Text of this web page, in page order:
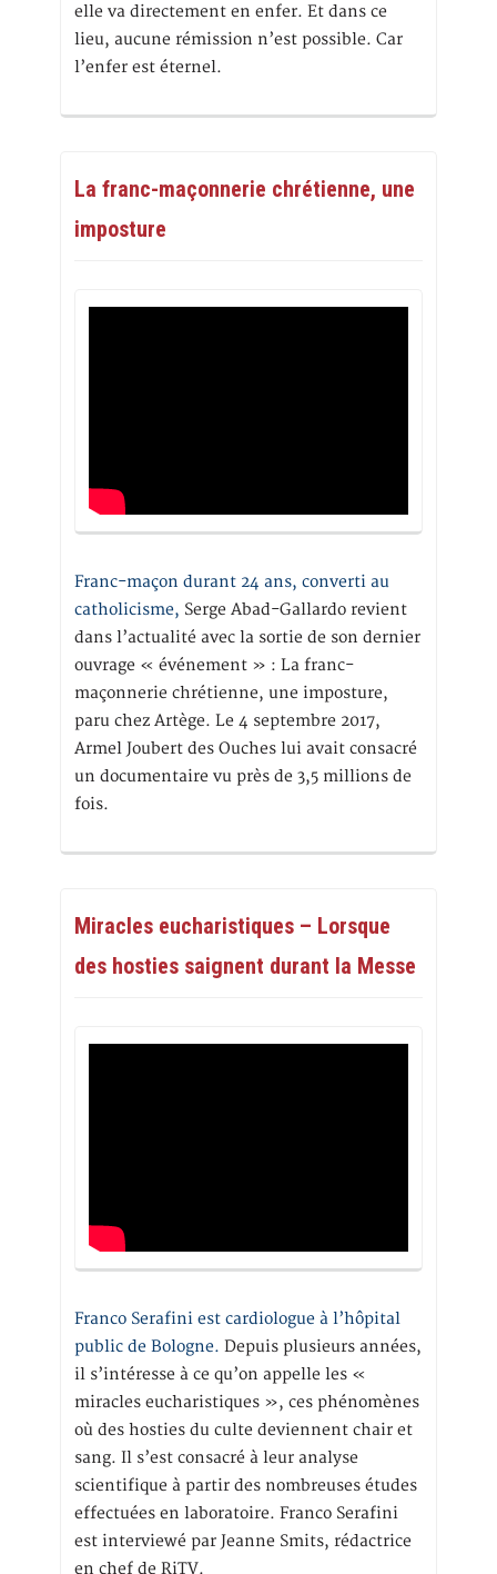
elle va directement en enfer. Et dans ce
lieu, aucune rémission n’est possible. Car
l’enfer est éternel.
La franc-maçonnerie chrétienne, une
imposture
Franc-maçon durant 24 ans, converti au
catholicisme, Serge Abad-Gallardo revient
dans l’actualité avec la sortie de son dernier
ouvrage « événement » : La franc-
maçonnerie chrétienne, une imposture,
paru chez Artège. Le 4 septembre 2017,
Armel Joubert des Ouches lui avait consacré
un documentaire vu près de 3,5 millions de
fois.
Miracles eucharistiques – Lorsque
des hosties saignent durant la Messe
Franco Serafini est cardiologue à l’hôpital
public de Bologne. Depuis plusieurs années,
il s’intéresse à ce qu’on appelle les «
miracles eucharistiques », ces phénomènes
où des hosties du culte deviennent chair et
sang. Il s’est consacré à leur analyse
scientifique à partir des nombreuses études
effectuées en laboratoire. Franco Serafini
est interviewé par Jeanne Smits, rédactrice
en chef de RiTV.